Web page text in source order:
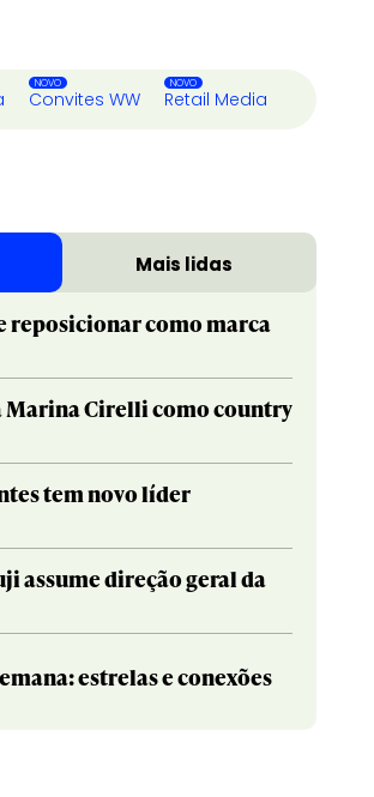
Convites WW Retail Media
Mais lidas
reposicionar como marca
Marina Cirelli como country
tem novo líder
assume direção geral da
estrelas e conexões